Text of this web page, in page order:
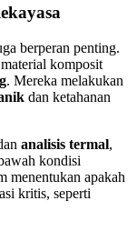
berperan penting.
komposit
. Mereka melakukan
dan ketahanan
analisis termal,
kondisi
menentukan apakah
kritis, seperti